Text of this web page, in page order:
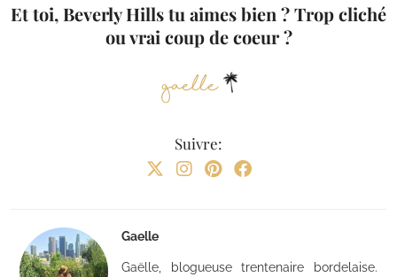
Et toi, Beverly Hills tu aimes bien ? Trop cliché
ou vrai coup de coeur ?
Suivre:
Gaelle
Gaëlle, blogueuse trentenaire bordelaise.